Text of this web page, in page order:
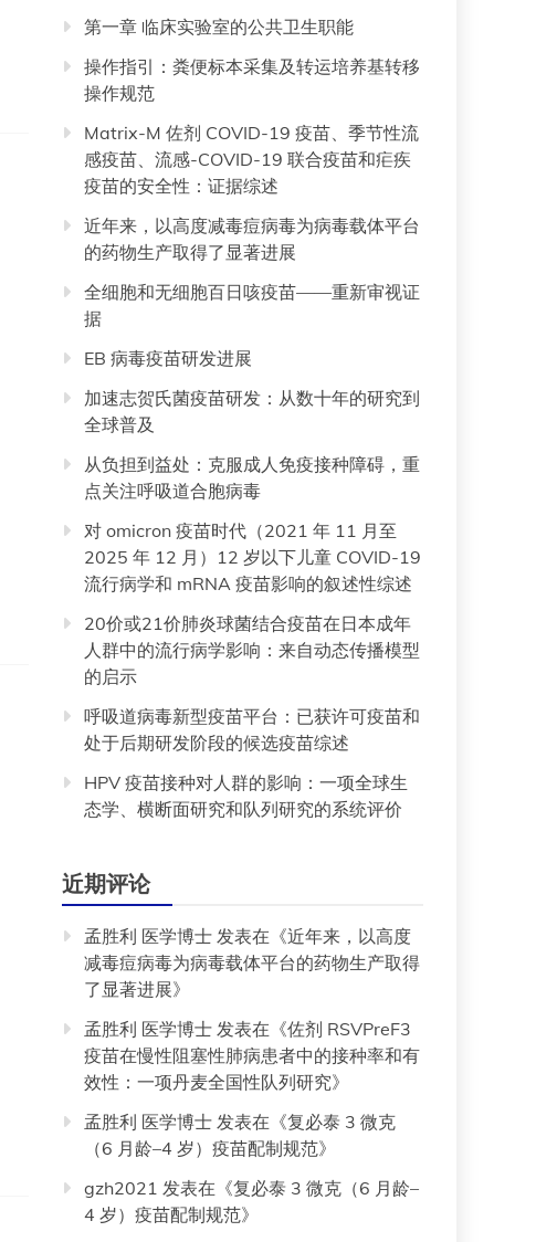
第一章 临床实验室的公共卫生职能
操作指引：粪便标本采集及转运培养基转移
操作规范
Matrix-M 佐剂 COVID-19 疫苗、季节性流
感疫苗、流感-COVID-19 联合疫苗和疟疾
疫苗的安全性：证据综述
近年来，以高度减毒痘病毒为病毒载体平台
的药物生产取得了显著进展
全细胞和无细胞百日咳疫苗——重新审视证
据
EB 病毒疫苗研发进展
加速志贺氏菌疫苗研发：从数十年的研究到
全球普及
从负担到益处：克服成人免疫接种障碍，重
点关注呼吸道合胞病毒
对 omicron 疫苗时代（2021 年 11 月至
2025 年 12 月）12 岁以下儿童 COVID-19
流行病学和 mRNA 疫苗影响的叙述性综述
20价或21价肺炎球菌结合疫苗在日本成年
人群中的流行病学影响：来自动态传播模型
的启示
呼吸道病毒新型疫苗平台：已获许可疫苗和
处于后期研发阶段的候选疫苗综述
HPV 疫苗接种对人群的影响：一项全球生
态学、横断面研究和队列研究的系统评价
近期评论
孟胜利 医学博士 发表在《近年来，以高度
减毒痘病毒为病毒载体平台的药物生产取得
了显著进展》
孟胜利 医学博士 发表在《佐剂 RSVPreF3
疫苗在慢性阻塞性肺病患者中的接种率和有
效性：一项丹麦全国性队列研究》
孟胜利 医学博士 发表在《复必泰 3 微克
（6 月龄–4 岁）疫苗配制规范》
gzh2021 发表在《复必泰 3 微克（6 月龄–
4 岁）疫苗配制规范》